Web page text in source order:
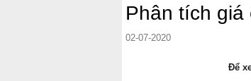
Phân tích giá
02-07-2020
Để